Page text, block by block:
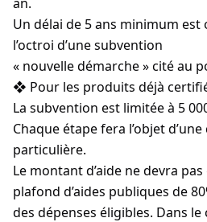
Un délai de 5 ans minimum
l’octroi d’une subvention
« nouvelle démarche » cité au
❖ Pour les produits déjà
La subvention est limitée à 5
Chaque étape fera l’objet
particulière.
Le montant d’aide ne devra
plafond d’aides publiques de
des dépenses éligibles. Dans le